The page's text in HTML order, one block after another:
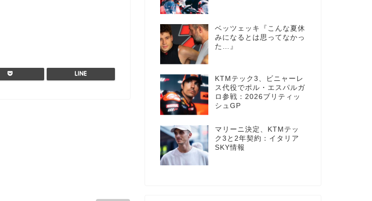
ベッツェッキ『こんな夏休
みになるとは思ってなかっ
た…』
KTMテック3、ビニャーレ
ス代役でポル・エスパルガ
ロ参戦：2026ブリティッ
シュGP
マリーニ決定、KTMテッ
ク3と2年契約：イタリア
SKY情報